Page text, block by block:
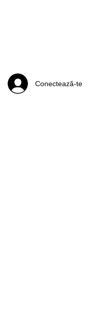
Conectează-te